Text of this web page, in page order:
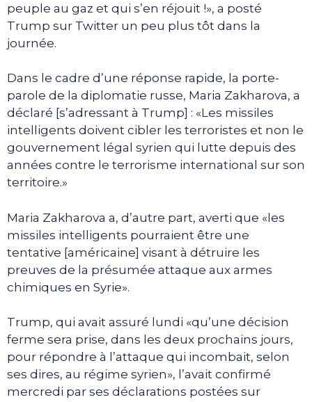
peuple au gaz et qui s’en réjouit !», a posté
Trump sur Twitter un peu plus tôt dans la
journée.
Dans le cadre d’une réponse rapide, la porte-
parole de la diplomatie russe, Maria Zakharova, a
déclaré [s’adressant à Trump] : «Les missiles
intelligents doivent cibler les terroristes et non le
gouvernement légal syrien qui lutte depuis des
années contre le terrorisme international sur son
territoire.»
Maria Zakharova a, d’autre part, averti que «les
missiles intelligents pourraient être une
tentative [américaine] visant à détruire les
preuves de la présumée attaque aux armes
chimiques en Syrie».
Trump, qui avait assuré lundi «qu’une décision
ferme sera prise, dans les deux prochains jours,
pour répondre à l’attaque qui incombait, selon
ses dires, au régime syrien», l’avait confirmé
mercredi par ses déclarations postées sur